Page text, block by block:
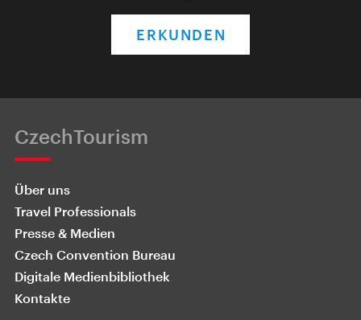
ERKUNDEN
CzechTourism
Über uns
Travel Professionals
Presse & Medien
Czech Convention Bureau
Digitale Medienbibliothek
Kontakte